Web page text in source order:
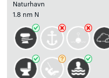
Naturhavn
1.8 nm N